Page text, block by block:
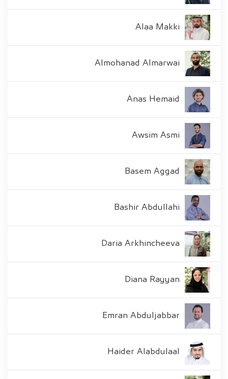
Alaa Makki
Almohanad Almarwai
Anas Hemaid
Awsim Asmi
Basem Aggad
Bashir Abdullahi
Daria Arkhincheeva
Diana Rayyan
Emran Abduljabbar
Haider Alabdulaal